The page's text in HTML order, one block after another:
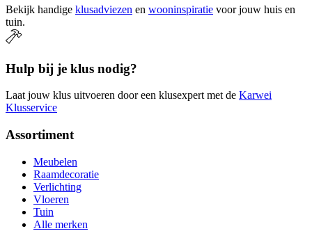
Bekijk handige klusadviezen en wooninspiratie voor jouw huis en
tuin.
Hulp bij je klus nodig?
Laat jouw klus uitvoeren door een klusexpert met de Karwei
Klusservice
Assortiment
Meubelen
Raamdecoratie
Verlichting
Vloeren
Tuin
Alle merken